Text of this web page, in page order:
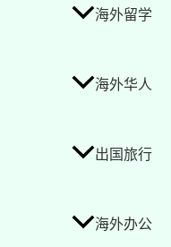
海外留学
海外华人
出国旅行
海外办公